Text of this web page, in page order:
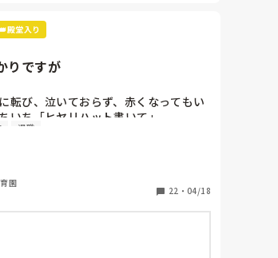
殿堂入り
りですが
転び、泣いておらず、赤くなってもい
いち「ヒヤリハット書いて」
しかなく、辛いです
は書かない）
↑この内容でも
くせるか」
対策を考えさせられること多数
退職
園
22 ・ 04/18